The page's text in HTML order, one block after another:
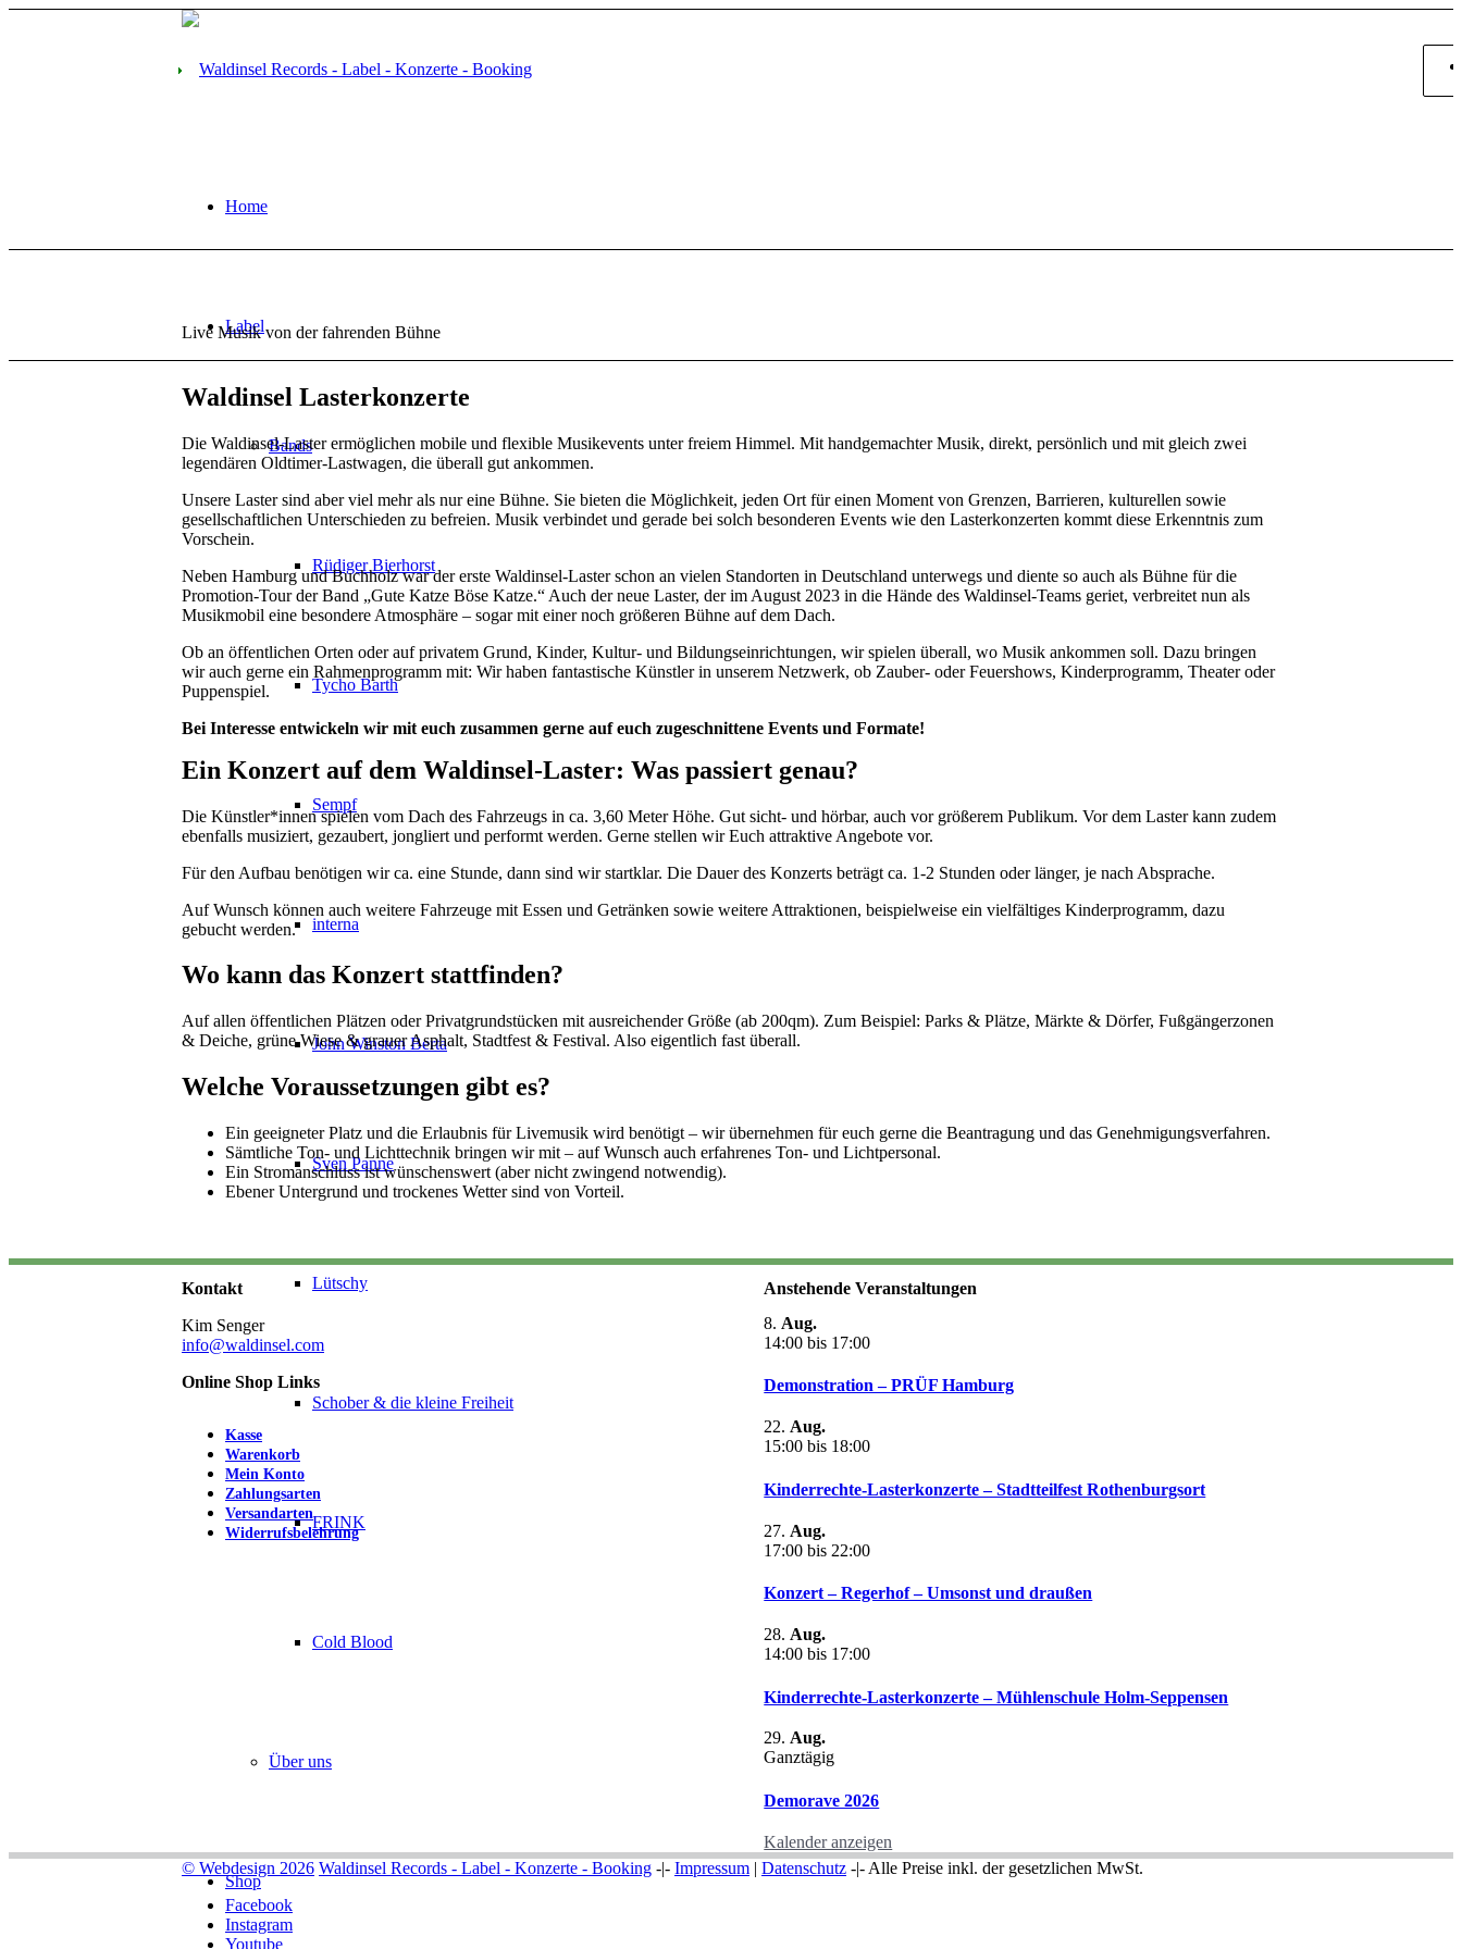
Home
Label
Bands
Rüdiger Bierhorst
Tycho Barth
Sempf
interna
John Winston Berta
Sven Panne
Lütschy
Schober & die kleine Freiheit
FRINK
Cold Blood
Über uns
Shop
Live Musik von der fahrenden Bühne
Waldinsel Lasterkonzerte
Die Waldinsel-Laster ermöglichen mobile und flexible Musikevents unter freiem Himmel. Mit handgemachter Musik, direkt, persönlich und mit gleich zwei
legendären Oldtimer-Lastwagen, die überall gut ankommen.
Unsere Laster sind aber viel mehr als nur eine Bühne. Sie bieten die Möglichkeit, jeden Ort für einen Moment von Grenzen, Barrieren, kulturellen sowie
gesellschaftlichen Unterschieden zu befreien. Musik verbindet und gerade bei solch besonderen Events wie den Lasterkonzerten kommt diese Erkenntnis zum
Vorschein.
Neben Hamburg und Buchholz war der erste Waldinsel-Laster schon an vielen Standorten in Deutschland unterwegs und diente so auch als Bühne für die
Promotion-Tour der Band „Gute Katze Böse Katze.“ Auch der neue Laster, der im August 2023 in die Hände des Waldinsel-Teams geriet, verbreitet nun als
Musikmobil eine besondere Atmosphäre – sogar mit einer noch größeren Bühne auf dem Dach.
Ob an öffentlichen Orten oder auf privatem Grund, Kinder, Kultur- und Bildungseinrichtungen, wir spielen überall, wo Musik ankommen soll. Dazu bringen
wir auch gerne ein Rahmenprogramm mit: Wir haben fantastische Künstler in unserem Netzwerk, ob Zauber- oder Feuershows, Kinderprogramm, Theater oder
Puppenspiel.
Bei Interesse entwickeln wir mit euch zusammen gerne auf euch zugeschnittene Events und Formate!
Ein Konzert auf dem Waldinsel-Laster: Was passiert genau?
Die Künstler*innen spielen vom Dach des Fahrzeugs in ca. 3,60 Meter Höhe. Gut sicht- und hörbar, auch vor größerem Publikum. Vor dem Laster kann zudem
ebenfalls musiziert, gezaubert, jongliert und performt werden. Gerne stellen wir Euch attraktive Angebote vor.
Für den Aufbau benötigen wir ca. eine Stunde, dann sind wir startklar. Die Dauer des Konzerts beträgt ca. 1-2 Stunden oder länger, je nach Absprache.
Auf Wunsch können auch weitere Fahrzeuge mit Essen und Getränken sowie weitere Attraktionen, beispielweise ein vielfältiges Kinderprogramm, dazu
gebucht werden.
Wo kann das Konzert stattfinden?
Auf allen öffentlichen Plätzen oder Privatgrundstücken mit ausreichender Größe (ab 200qm). Zum Beispiel: Parks & Plätze, Märkte & Dörfer, Fußgängerzonen
& Deiche, grüne Wiese & grauer Asphalt, Stadtfest & Festival. Also eigentlich fast überall.
Welche Voraussetzungen gibt es?
Ein geeigneter Platz und die Erlaubnis für Livemusik wird benötigt – wir übernehmen für euch gerne die Beantragung und das Genehmigungsverfahren.
Sämtliche Ton- und Lichttechnik bringen wir mit – auf Wunsch auch erfahrenes Ton- und Lichtpersonal.
Ein Stromanschluss ist wünschenswert (aber nicht zwingend notwendig).
Ebener Untergrund und trockenes Wetter sind von Vorteil.
Kontakt
Kim Senger
info@waldinsel.com
Online Shop Links
Kasse
Warenkorb
Mein Konto
Zahlungsarten
Versandarten
Widerrufsbelehrung
Anstehende Veranstaltungen
8. Aug.
14:00 bis 17:00
Demonstration – PRÜF Hamburg
22. Aug.
15:00 bis 18:00
Kinderrechte-Lasterkonzerte – Stadtteilfest Rothenburgsort
27. Aug.
17:00 bis 22:00
Konzert – Regerhof – Umsonst und draußen
28. Aug.
14:00 bis 17:00
Kinderrechte-Lasterkonzerte – Mühlenschule Holm-Seppensen
29.Aug.
Ganztägig
Demorave 2026
Kalender anzeigen
© Webdesign 2026 Waldinsel Records - Label - Konzerte - Booking -|- Impressum | Datenschutz -|- Alle Preise inkl. der gesetzlichen MwSt.
Facebook
Instagram
Youtube